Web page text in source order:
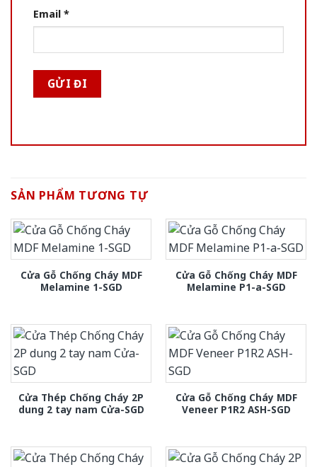
Email *
SẢN PHẨM TƯƠNG TỰ
Cửa Gỗ Chống Cháy MDF
Melamine 1-SGD
Cửa Gỗ Chống Cháy MDF
Melamine P1-a-SGD
Cửa Thép Chống Cháy 2P
dung 2 tay nam Cửa-SGD
Cửa Gỗ Chống Cháy MDF
Veneer P1R2 ASH-SGD